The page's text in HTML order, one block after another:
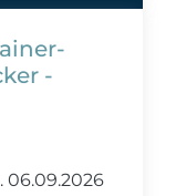
-
06.09.2026